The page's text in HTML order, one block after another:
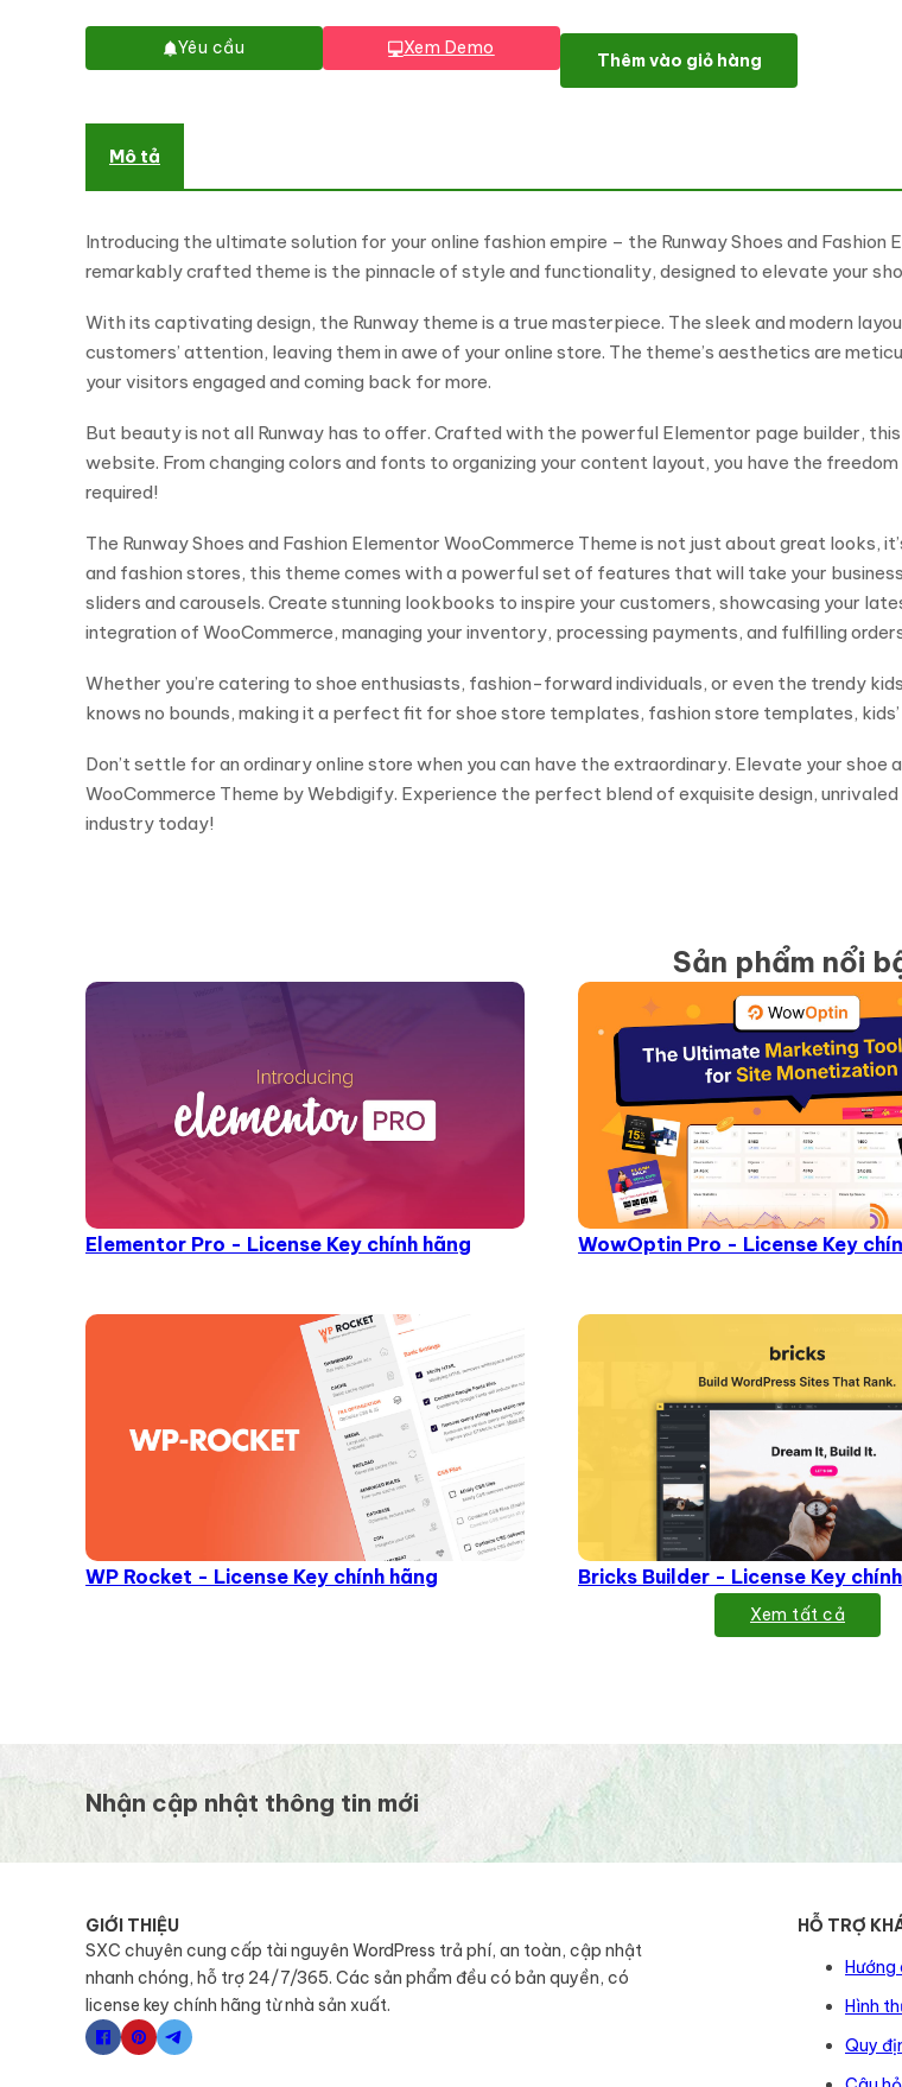
Yêu cầu Xem Demo
Runway - Shoes and Fashion Elementor
Thêm vào giỏ hàng
Mô tả
Introducing the ultimate solution for your online fashion empire – the Runway Shoes and
remarkably crafted theme is the pinnacle of style and functionality, designed to elevate your
With its captivating design, the Runway theme is a true masterpiece. The sleek and modern
customers’ attention, leaving them in awe of your online store. The theme’s aesthetics are
your visitors engaged and coming back for more.
But beauty is not all Runway has to offer. Crafted with the powerful Elementor page builder,
website. From changing colors and fonts to organizing your content layout, you have the
required!
The Runway Shoes and Fashion Elementor WooCommerce Theme is not just about great
and fashion stores, this theme comes with a powerful set of features that will take your
sliders and carousels. Create stunning lookbooks to inspire your customers, showcasing your
integration of WooCommerce, managing your inventory, processing payments, and fulfilling
Whether you’re catering to shoe enthusiasts, fashion-forward individuals, or even the trendy
knows no bounds, making it a perfect fit for shoe store templates, fashion store templates,
Don’t settle for an ordinary online store when you can have the extraordinary. Elevate your shoe
WooCommerce Theme by Webdigify. Experience the perfect blend of exquisite design,
industry today!
Sản phẩm nổi
Elementor Pro - License Key chính hãng WowOptin Pro - License Key
WP Rocket - License Key chính hãng Bricks Builder - License Key
Xem tất cả
Nhận cập nhật thông tin mới
GIỚI THIỆU
SXC chuyên cung cấp tài nguyên WordPress trả phí, an toàn, cập nhật
nhanh chóng, hỗ trợ 24/7/365. Các sản phẩm đều có bản quyền, có
license key chính hãng từ nhà sản xuất.
HỖ TRỢ
Hướng
Hình
Quy